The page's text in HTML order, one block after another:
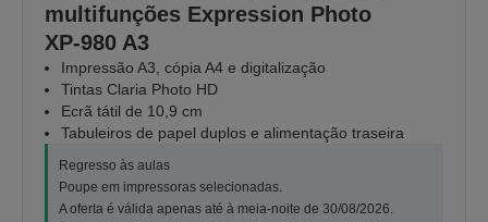
multifunções Expression Photo
XP‑980 A3
Impressão A3, cópia A4 e digitalização
Tintas Claria Photo HD
Ecrã tátil de 10,9 cm
Tabuleiros de papel duplos e alimentação traseira
Regresso às aulas
Poupe em impressoras selecionadas.
A oferta é válida apenas até à meia-noite de 30/08/2026.